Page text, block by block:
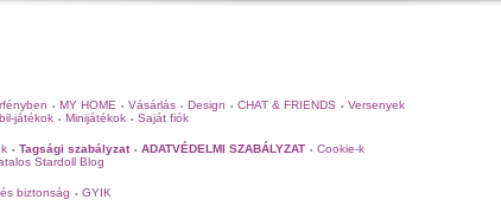
• MY HOME • Vásárlás • Design • CHAT & FRIENDS • Versenyek
játékok • Minijátékok • Saját fiók
• Tagsági szabályzat • ADATVÉDELMI SZABÁLYZAT • Cookie-k
Stardoll Blog
biztonság • GYIK